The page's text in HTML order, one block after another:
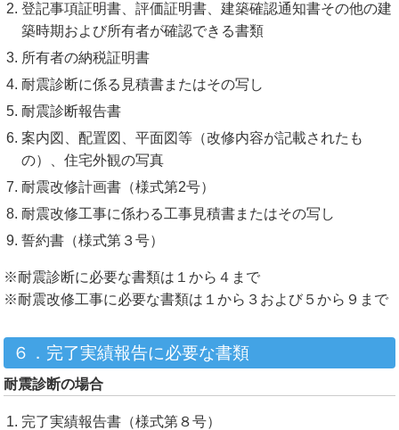
登記事項証明書、評価証明書、建築確認通知書その他の建
築時期および所有者が確認できる書類
所有者の納税証明書
耐震診断に係る見積書またはその写し
耐震診断報告書
案内図、配置図、平面図等（改修内容が記載されたも
の）、住宅外観の写真
耐震改修計画書（様式第2号）
耐震改修工事に係わる工事見積書またはその写し
誓約書（様式第３号）
※耐震診断に必要な書類は１から４まで
※耐震改修工事に必要な書類は１から３および５から９まで
６．完了実績報告に必要な書類
耐震診断の場合
完了実績報告書（様式第８号）